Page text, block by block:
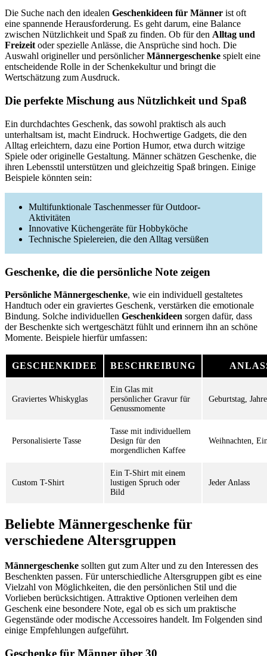
Die Suche nach den idealen Geschenkideen für Männer ist oft
eine spannende Herausforderung. Es geht darum, eine Balance
zwischen Nützlichkeit und Spaß zu finden. Ob für den Alltag und
Freizeit oder spezielle Anlässe, die Ansprüche sind hoch. Die
Auswahl origineller und persönlicherMännergeschenke spielt eine
entscheidende Rolle in der Schenkekultur und bringt die
Wertschätzung zum Ausdruck.
Die perfekte Mischung aus Nützlichkeit und Spaß
Ein durchdachtes Geschenk, das sowohl praktisch als auch
unterhaltsam ist, macht Eindruck. Hochwertige Gadgets, die den
Alltag erleichtern, dazu eine Portion Humor, etwa durch witzige
Spiele oder originelle Gestaltung. Männer schätzen Geschenke, die
ihren Lebensstil unterstützen und gleichzeitig Spaß bringen. Einige
Beispiele könnten sein:
Multifunktionale Taschenmesser für Outdoor-
Aktivitäten
Innovative Küchengeräte für Hobbyköche
Technische Spielereien, die den Alltag versüßen
Geschenke, die die persönliche Note zeigen
Persönliche Männergeschenke, wie ein individuell gestaltetes
Handtuch oder ein graviertes Geschenk, verstärken die emotionale
Bindung. Solche individuellen Geschenkideen sorgen dafür, dass
der Beschenkte sich wertgeschätzt fühlt und erinnern ihn an schöne
Momente. Beispiele hierfür umfassen:
GESCHENKIDEE BESCHREIBUNG
Graviertes Whiskyglas
Ein Glas mit
persönlicher Gravur für
Genussmomente
Geburtstag,
Personalisierte Tasse
Tasse mit individuellem
Design für den
morgendlichen Kaffee
Weihnachten,
Custom T-Shirt
Ein T-Shirt mit einem
lustigen Spruch oder
Bild
Jeder Anlass
Beliebte Männergeschenke für
verschiedene Altersgruppen
Männergeschenke sollten gut zum Alter und zu den Interessen des
Beschenkten passen. Für unterschiedliche Altersgruppen gibt es eine
Vielzahl von Möglichkeiten, die den persönlichen Stil und die
Vorlieben berücksichtigen. Attraktive Optionen verleihen dem
Geschenk eine besondere Note, egal ob es sich um praktische
Gegenstände oder modische Accessoires handelt. Im Folgenden sind
einige Empfehlungen aufgeführt.
Geschenke für Männer über 30